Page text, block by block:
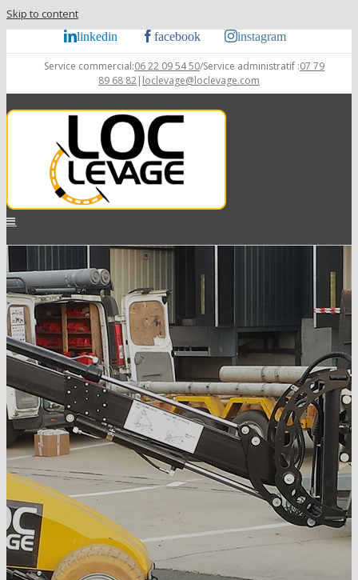
Skip to content
linkedin facebook instagram
Service commercial:06 22 09 54 50/Service administratif :07 79
89 68 82| loclevage@loclevage.com